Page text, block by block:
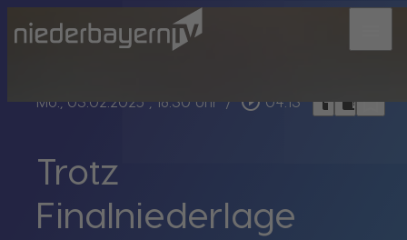
Mo., 03.02.2025 , 18:30 Uhr / play_circle_outline 04:13 headphoneschrome_reader_modebookmark_border
Trotz
Finalniederlage